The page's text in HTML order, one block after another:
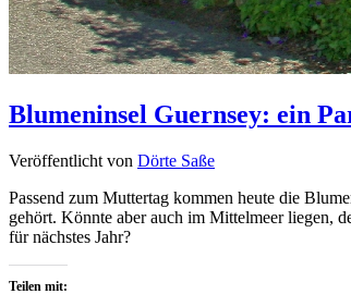
Blumeninsel Guernsey: ein
Veröffentlicht von Dörte Saße
Passend zum Muttertag kommen heute die
gehört. Könnte aber auch im Mittelmeer liegen,
für nächstes Jahr?
Teilen mit: